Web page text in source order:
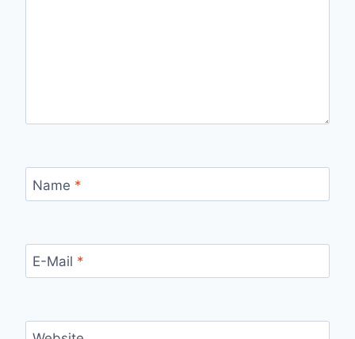
Name *
E-Mail *